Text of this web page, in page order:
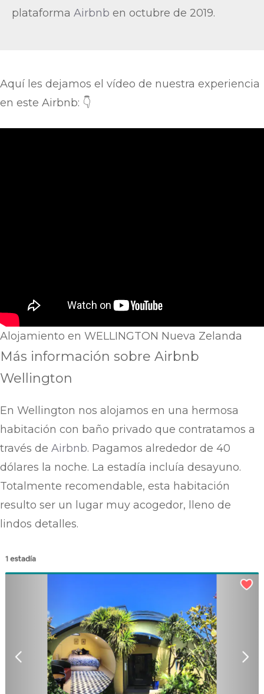
plataforma Airbnb en octubre de 2019.
Aquí les dejamos el vídeo de nuestra experiencia
en este Airbnb: 👇
Alojamiento en WELLINGTON Nueva Zelanda
Más información sobre Airbnb
Wellington
En Wellington nos alojamos en una hermosa
habitación con baño privado que contratamos a
través de Airbnb. Pagamos alrededor de 40
dólares la noche. La estadía incluía desayuno.
Totalmente recomendable, esta habitación
resulto ser un lugar muy acogedor, lleno de
lindos detalles.